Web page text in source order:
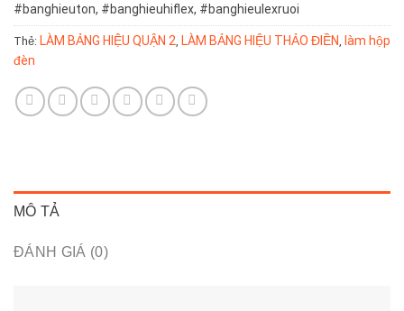
#banghieuton, #banghieuhiflex, #banghieulexruoi
Thẻ: LÀM BẢNG HIỆU QUẬN 2, LÀM BẢNG HIỆU THẢO ĐIỀN, làm hộp
đèn
MÔ TẢ
ĐÁNH GIÁ (0)